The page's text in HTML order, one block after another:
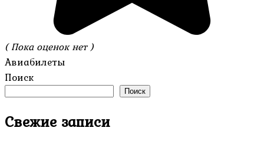
( Пока оценок нет )
Авиабилеты
Поиск
Поиск
Свежие записи